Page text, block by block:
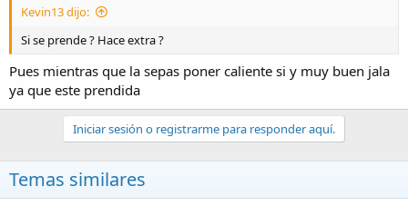
Kevin13 dijo:
Si se prende ? Hace extra ?
Pues mientras que la sepas poner caliente si y muy buen jala
ya que este prendida
Iniciar sesión o registrarme para responder aquí.
Temas similares